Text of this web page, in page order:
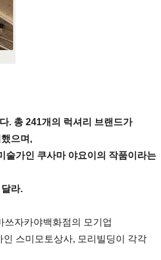
. 총 241개의 럭셔리 브랜드가
으며,
술가인 쿠사마 야요이의 작품이라는
라.
쓰자카야백화점의 모기업
스미모토상사, 모리빌딩이 각각